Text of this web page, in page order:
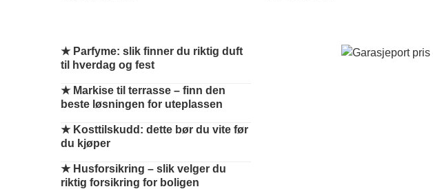
★ Parfyme: slik finner du riktig duft
til hverdag og fest
★ Markise til terrasse – finn den
beste løsningen for uteplassen
★ Kosttilskudd: dette bør du vite før
du kjøper
★ Husforsikring – slik velger du
riktig forsikring for boligen